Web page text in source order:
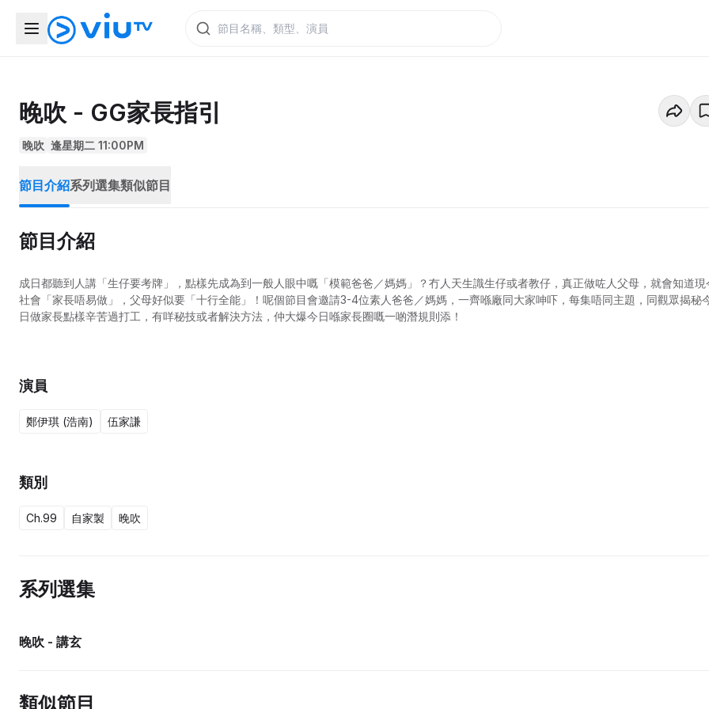
晚吹 - GG家長指引
晚吹 逢星期二 11:00PM
節目介紹系列選集類似節目
節目介紹
成日都聽到人講「生仔要考牌」，點樣先成為到一般人眼中嘅「模範爸爸／媽媽」？冇人天生識生仔或者教仔，真正做咗人父母，就會知道現
社會「家長唔易做」，父母好似要「十行全能」！呢個節目會邀請3-4位素人爸爸／媽媽，一齊喺廠同大家呻吓，每集唔同主題，同觀眾揭秘
日做家長點樣辛苦過打工，有咩秘技或者解決方法，仲大爆今日喺家長圈嘅一啲潛規則添！
演員
鄭伊琪 (浩南) 伍家謙
類別
Ch.99 自家製 晚吹
系列選集
晚吹 - 講玄
類似節目